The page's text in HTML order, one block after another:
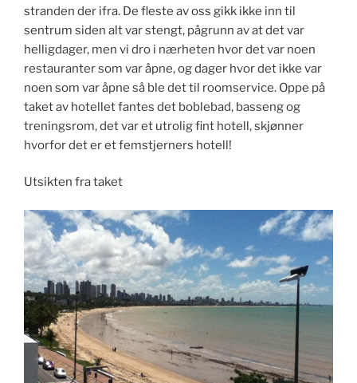
stranden der ifra. De fleste av oss gikk ikke inn til
sentrum siden alt var stengt, pågrunn av at det var
helligdager, men vi dro i nærheten hvor det var noen
restauranter som var åpne, og dager hvor det ikke var
noen som var åpne så ble det til roomservice. Oppe på
taket av hotellet fantes det boblebad, basseng og
treningsrom, det var et utrolig fint hotell, skjønner
hvorfor det er et femstjerners hotell!
Utsikten fra taket